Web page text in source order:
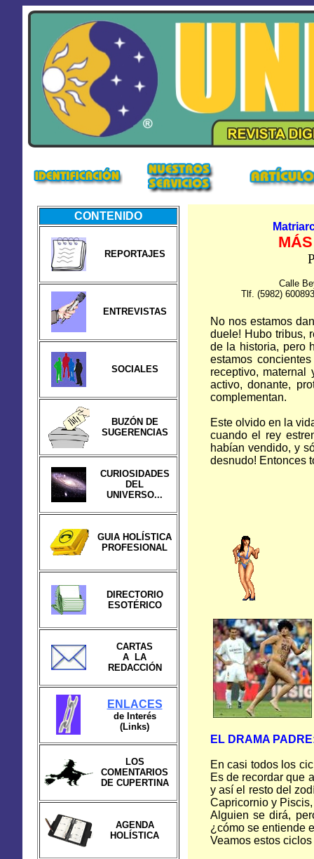
CONTENIDO
REPORTAJES
ENTREVISTAS
SOCIALES
BUZÓN DE
SUGERENCIAS
CURIOSIDADES
DEL
UNIVERSO...
GUIA HOLÍSTICA
PROFESIONAL
DIRECTORIO
ESOTÉRICO
CARTAS
A LA
REDACCIÓN
ENLACES
de Interés
(Links)
LOS
COMENTARIOS
DE CUPERTINA
AGENDA
HOLÍSTICA
Calle
Tlf. (5982)
No nos estamos
duele! Hubo tribus,
de la historia, pero
estamos
receptivo,
activo, donante,
complementan.
Este olvido en la
cuando el rey
habían vendido, y
desnudo! Entonces
EL DRAMA
En casi todos los
Es de recordar que
y así el resto del
Capricornio y
Alguien se dirá,
¿cómo se entiende
Veamos estos